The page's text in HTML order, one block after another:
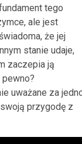
tego
ale jest
że jej
stanie udaje,
zaczepia ją
pewno?
uważane za
przygodę z